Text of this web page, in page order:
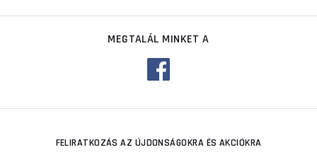
MEGTALÁL MINKET A
FELIRATKOZÁS AZ ÚJDONSÁGOKRA ÉS AKCIÓKRA